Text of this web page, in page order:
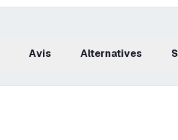
avis Alternatives